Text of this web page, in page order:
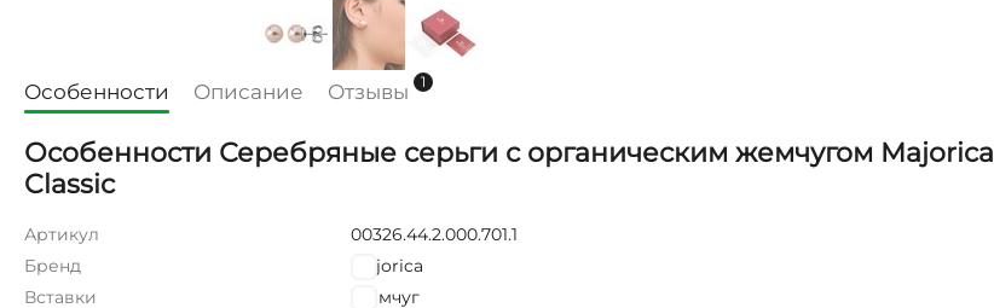
Особенности Описание Отзывы 1
Особенности Серебряные серьги с органическим жемчугом Majorica
Classic
Артикул
00326.44.2.000.701.1
Бренд
Majorica
Вставки
Жемчуг